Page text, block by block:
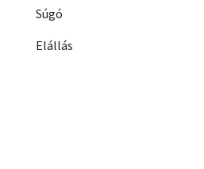
Súgó
Elállás